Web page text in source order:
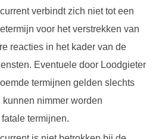
verbindt zich niet tot een
voor het verstrekken van
reacties in het kader van de
Eventuele door Loodgieter
termijnen gelden slechts
nimmer worden
termijnen.